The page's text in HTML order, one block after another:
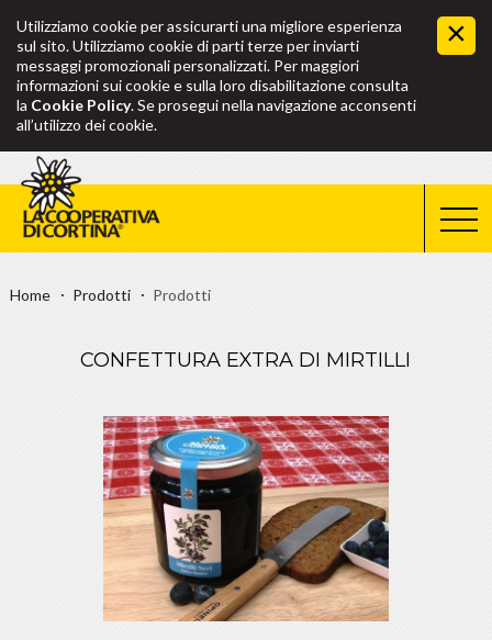
Utilizziamo cookie per assicurarti una migliore esperienza
sul sito. Utilizziamo cookie di parti terze per inviarti
messaggi promozionali personalizzati. Per maggiori
informazioni sui cookie e sulla loro disabilitazione consulta
la Cookie Policy. Se prosegui nella navigazione acconsenti
all’utilizzo dei cookie.
Home Prodotti Prodotti
CONFETTURA EXTRA DI MIRTILLI